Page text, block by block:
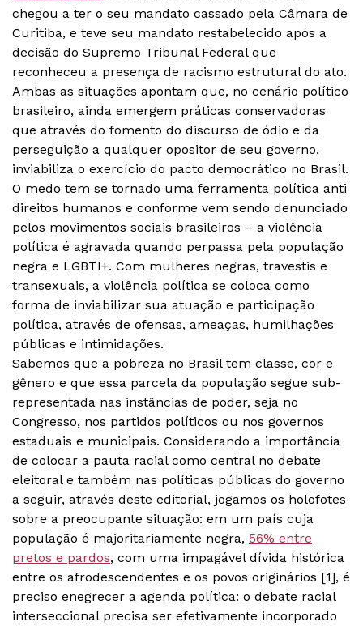
chegou a ter o seu mandato cassado pela Câmara de
Curitiba, e teve seu mandato restabelecido após a
decisão do Supremo Tribunal Federal que
reconheceu a presença de racismo estrutural do ato.
Ambas as situações apontam que, no cenário político
brasileiro, ainda emergem práticas conservadoras
que através do fomento do discurso de ódio e da
perseguição a qualquer opositor de seu governo,
inviabiliza o exercício do pacto democrático no Brasil.
O medo tem se tornado uma ferramenta política anti
direitos humanos e conforme vem sendo denunciado
pelos movimentos sociais brasileiros – a violência
política é agravada quando perpassa pela população
negra e LGBTI+. Com mulheres negras, travestis e
transexuais, a violência política se coloca como
forma de inviabilizar sua atuação e participação
política, através de ofensas, ameaças, humilhações
públicas e intimidações.
Sabemos que a pobreza no Brasil tem classe, cor e
gênero e que essa parcela da população segue sub-
representada nas instâncias de poder, seja no
Congresso, nos partidos políticos ou nos governos
estaduais e municipais. Considerando a importância
de colocar a pauta racial como central no debate
eleitoral e também nas políticas públicas do governo
a seguir, através deste editorial, jogamos os holofotes
sobre a preocupante situação: em um país cuja
população é majoritariamente negra, 56% entre
pretos e pardos, com uma impagável dívida histórica
entre os afrodescendentes e os povos originários [1], é
preciso enegrecer a agenda política: o debate racial
interseccional precisa ser efetivamente incorporado